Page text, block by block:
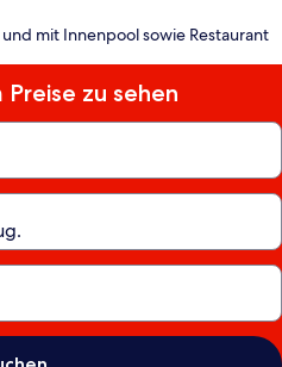
mit Innenpool sowie Restaurant
zu sehen